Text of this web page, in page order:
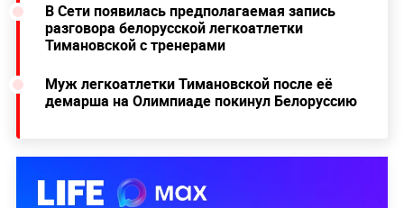
В Сети появилась предполагаемая запись
разговора белорусской легкоатлетки
Тимановской с тренерами
Муж легкоатлетки Тимановской после её
демарша на Олимпиаде покинул Белоруссию